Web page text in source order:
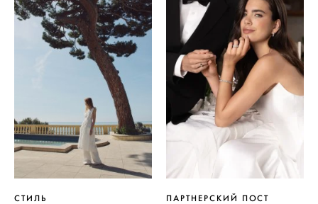
СТИЛЬ ПАРТНЕРСКИЙ ПОСТ